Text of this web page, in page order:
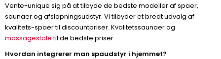
Vente-unique sig på at tilbyde de bedste modeller af spaer,
saunaer og afslapningsudstyr. Vi tilbyder et bredt udvalg af
kvalitets-spaer til discountpriser. Kvalitetssaunaer og
massagestoletil de bedste priser.
Hvordan integrerer man spaudstyr i hjemmet?